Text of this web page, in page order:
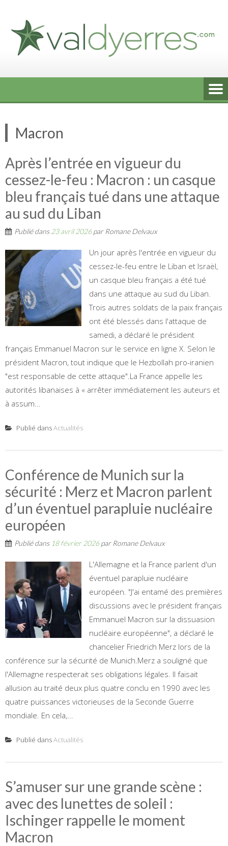
content
Macron
Après l’entrée en vigueur du
cessez-le-feu : Macron : un casque
bleu français tué dans une attaque
au sud du Liban
Publié dans 23 avril 2026 par Romane Delvaux
Un jour après l'entrée en vigueur du
cessez-le-feu entre le Liban et Israël,
un casque bleu français a été tué
dans une attaque au sud du Liban.
Trois autres soldats de la paix français
ont été blessés dans l'attaque de
samedi, a déclaré le président
français Emmanuel Macron sur le service en ligne X. Selon le
président Macron, tout indique que le Hezbollah pro-iranien
"est responsable de cette attaque".La France appelle les
autorités libanaises à « arrêter immédiatement les auteurs et
à assum...
Publié dansActualités
Conférence de Munich sur la
sécurité : Merz et Macron parlent
d’un éventuel parapluie nucléaire
européen
Publié dans 18 février 2026 par Romane Delvaux
L'Allemagne et la France parlent d'un
éventuel parapluie nucléaire
européen. "J'ai entamé des premières
discussions avec le président français
Emmanuel Macron sur la dissuasion
nucléaire européenne", a déclaré le
chancelier Friedrich Merz lors de la
conférence sur la sécurité de Munich.Merz a souligné que
l'Allemagne respecterait ses obligations légales. Il faisait
allusion au traité deux plus quatre conclu en 1990 avec les
quatre puissances victorieuses de la Seconde Guerre
mondiale. En cela,...
Publié dansActualités
S’amuser sur une grande scène :
avec des lunettes de soleil :
Ischinger rappelle le moment
Macron